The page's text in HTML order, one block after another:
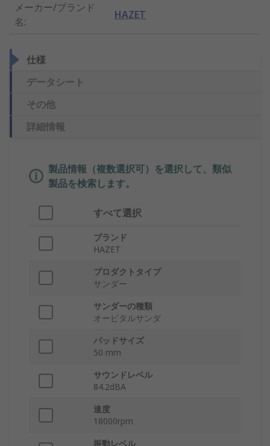
メーカー/ブランド
名:
HAZET
仕様
データシート
その他
詳細情報
製品情報（複数選択可）を選択して、類似
製品を検索します。
すべて選択
ブランド
HAZET
プロダクトタイプ
サンダー
サンダーの種類
オービタルサンダ
パッドサイズ
50 mm
サウンドレベル
84.2dBA
速度
18000rpm
振動レベル